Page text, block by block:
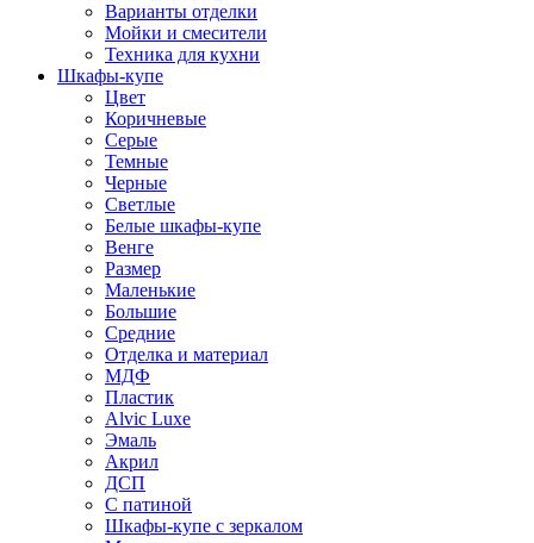
Варианты отделки
Мойки и смесители
Техника для кухни
Шкафы-купе
Цвет
Коричневые
Серые
Темные
Черные
Светлые
Белые шкафы-купе
Венге
Размер
Маленькие
Большие
Средние
Отделка и материал
МДФ
Пластик
Alvic Luxe
Эмаль
Акрил
ДСП
С патиной
Шкафы-купе с зеркалом